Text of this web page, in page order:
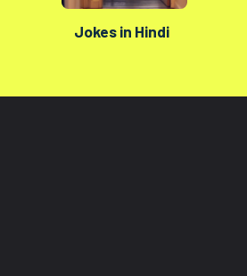
Jokes in Hindi